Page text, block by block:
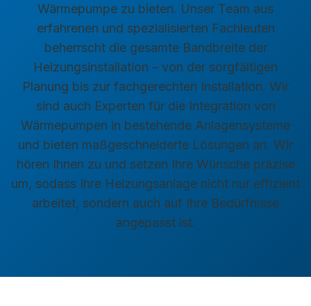
Wärmepumpe zu bieten. Unser Team aus
erfahrenen und spezialisierten Fachleuten
beherrscht die gesamte Bandbreite der
Heizungsinstallation – von der sorgfältigen
Planung bis zur fachgerechten Installation. Wir
sind auch Experten für die Integration von
Wärmepumpen in bestehende Anlagensysteme
und bieten maßgeschneiderte Lösungen an. Wir
hören Ihnen zu und setzen Ihre Wünsche präzise
um, sodass Ihre Heizungsanlage nicht nur effizient
arbeitet, sondern auch auf Ihre Bedürfnisse
angepasst ist.